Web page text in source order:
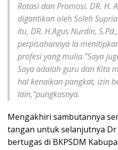
Rotasi dan Promosi. DR. H.
digantikan oleh Soleh
itu, DR. H.Agus Nurdin,
perpisahannya Ia
profesi yang mulia.”Saya
Saya adalah guru dan Kita
hal kenaikan pangkat, izin
lain,”pungkasnya.
Mengakhiri sambutannya
tangan untuk selanjutnya
bertugas di BKPSDM